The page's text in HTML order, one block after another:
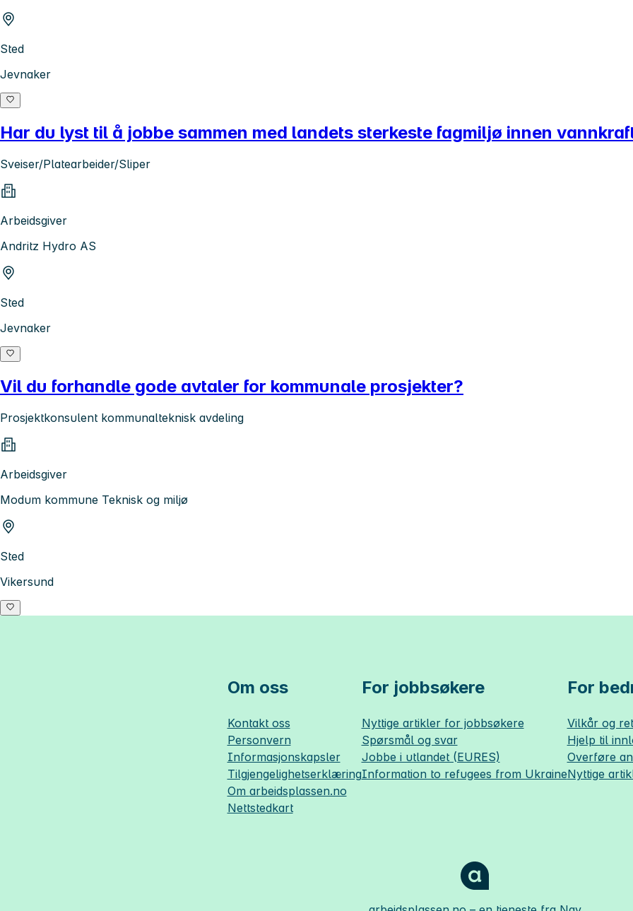
Sted
Jevnaker
Har du lyst til å jobbe sammen med landets sterkeste fagmiljø innen
Sveiser/Platearbeider/Sliper
Arbeidsgiver
Andritz Hydro AS
Sted
Jevnaker
Vil du forhandle gode avtaler for kommunale prosjekter?
Prosjektkonsulent kommunalteknisk avdeling
Arbeidsgiver
Modum kommune Teknisk og miljø
Sted
Vikersund
Om oss
Kontakt oss
Personvern
Informasjonskapsler
Tilgjengelighetserklæring
Om arbeidsplassen.no
Nettstedkart
For jobbsøkere
Nyttige artikler for jobbsøkere
Spørsmål og svar
Jobbe i utlandet (EURES)
Information to refugees from Ukraine
For
Vilkår og
Hjelp til
Overføre
Nyttige